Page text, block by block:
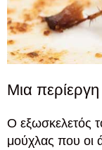
Μια
Ο εξωσκελετός
μούχλας που οι